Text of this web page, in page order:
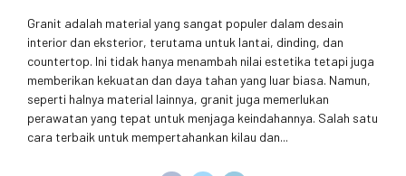
Granit adalah material yang sangat populer dalam desain
interior dan eksterior, terutama untuk lantai, dinding, dan
countertop. Ini tidak hanya menambah nilai estetika tetapi juga
memberikan kekuatan dan daya tahan yang luar biasa. Namun,
seperti halnya material lainnya, granit juga memerlukan
perawatan yang tepat untuk menjaga keindahannya. Salah satu
cara terbaik untuk mempertahankan kilau dan...